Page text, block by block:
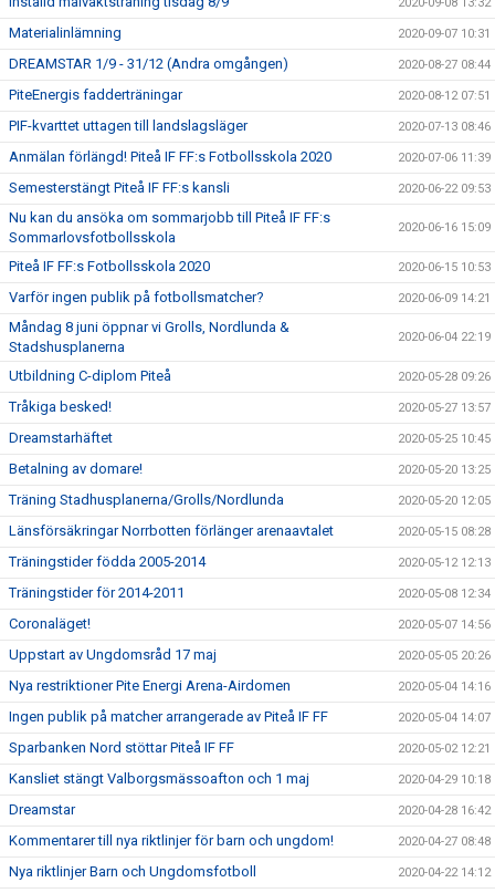
2020-09-08 13:32
Materialinlämning 2020-09-07 10:31
DREAMSTAR 1/9 - 31/12 (Andra omgången) 2020-08-27 08:44
PiteEnergis fadderträningar 2020-08-12 07:51
PIF-kvarttet uttagen till landslagsläger 2020-07-13 08:46
Anmälan förlängd! Piteå IF FF:s Fotbollsskola 2020 2020-07-06 11:39
Semesterstängt Piteå IF FF:s kansli 2020-06-22 09:53
Nu kan du ansöka om sommarjobb till Piteå IF FF:s
Sommarlovsfotbollsskola
2020-06-16 15:09
Piteå IF FF:s Fotbollsskola 2020 2020-06-15 10:53
Varför ingen publik på fotbollsmatcher? 2020-06-09 14:21
Måndag 8 juni öppnar vi Grolls, Nordlunda &
Stadshusplanerna
2020-06-04 22:19
Utbildning C-diplom Piteå 2020-05-28 09:26
Tråkiga besked! 2020-05-27 13:57
Dreamstarhäftet 2020-05-25 10:45
Betalning av domare! 2020-05-20 13:25
Träning Stadhusplanerna/Grolls/Nordlunda 2020-05-20 12:05
Länsförsäkringar Norrbotten förlänger arenaavtalet 2020-05-15 08:28
Träningstider födda 2005-2014 2020-05-12 12:13
Träningstider för 2014-2011 2020-05-08 12:34
Coronaläget! 2020-05-07 14:56
Uppstart av Ungdomsråd 17 maj 2020-05-05 20:26
Nya restriktioner Pite Energi Arena-Airdomen 2020-05-04 14:16
Ingen publik på matcher arrangerade av Piteå IF FF 2020-05-04 14:07
Sparbanken Nord stöttar Piteå IF FF 2020-05-02 12:21
Kansliet stängt Valborgsmässoafton och 1 maj 2020-04-29 10:18
Dreamstar 2020-04-28 16:42
Kommentarer till nya riktlinjer för barn och ungdom! 2020-04-27 08:48
Nya riktlinjer Barn och Ungdomsfotboll 2020-04-22 14:12